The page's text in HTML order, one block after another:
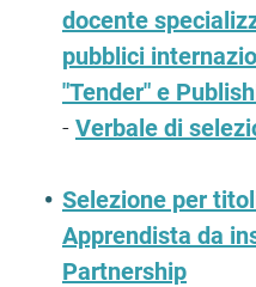
docente
pubblici
"Tender" e
- Verbale di
Selezione per
Apprendista da
Partnership